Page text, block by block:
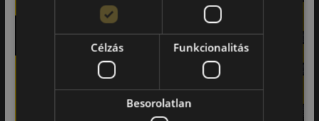
a vásárlók közül ajánlaná ismerősének ezt a boltot.
21659vélemény alapján
-
Célzás Funkcionalitás
Besorolatlan